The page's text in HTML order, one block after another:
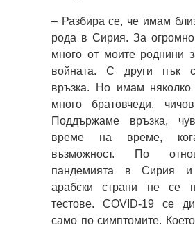
– Разбира се, че имам
рода в Сирия. За
много от моите роднини
войната. С други пък
връзка. Но имам няколко
много братовчеди,
Поддържаме връзка,
време на време,
възможност. По
пандемията в Сирия и
арабски страни не се
тестове. COVID-19 се
само по симптомите.